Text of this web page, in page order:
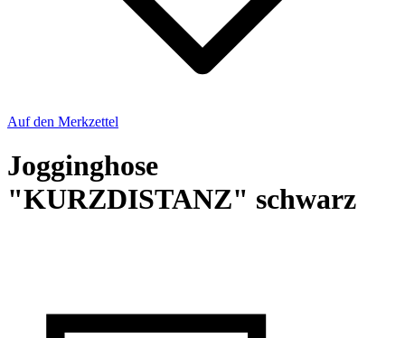
Auf den Merkzettel
Jogginghose
"KURZDISTANZ" schwarz